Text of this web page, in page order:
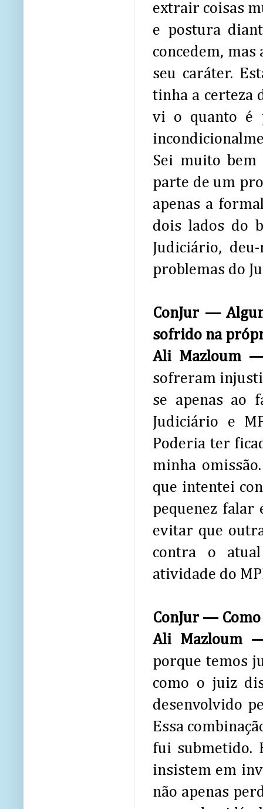
extrair coisas
e postura
concedem,
seu caráter.
tinha a certeza
vi o quanto é
Sei muito
parte de um
apenas a
dois lados do
Judiciário,
problemas do
ConJur —
sofrido na
Ali Mazloum
sofreram
se apenas ao
Judiciário e
Poderia ter
minha
que intentei
pequenez falar
evitar que
contra o
atividade do
ConJur —
Ali Mazloum
porque temos
como o juiz
desenvolvido
Essa
fui submetido.
insistem em
não apenas